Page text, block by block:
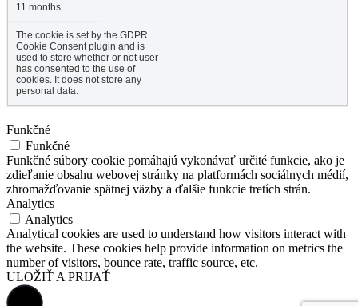
11 months
The cookie is set by the GDPR
Cookie Consent plugin and is
used to store whether or not user
has consented to the use of
cookies. It does not store any
personal data.
Funkčné
Funkčné
Funkčné súbory cookie pomáhajú vykonávať určité funkcie, ako je
zdieľanie obsahu webovej stránky na platformách sociálnych médií,
zhromažďovanie spätnej väzby a ďalšie funkcie tretích strán.
Analytics
Analytics
Analytical cookies are used to understand how visitors interact with
the website. These cookies help provide information on metrics the
number of visitors, bounce rate, traffic source, etc.
ULOŽIŤ A PRIJAŤ